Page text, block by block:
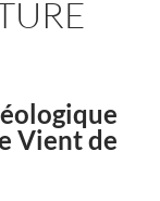
Vient de